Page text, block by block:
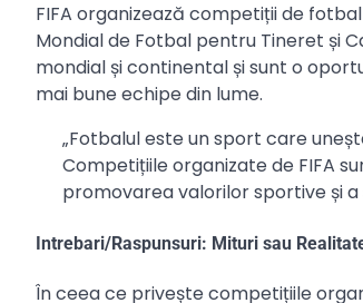
FIFA organizează competiții de
Mondial de Fotbal pentru Tineret și
mondial și continental și sunt o
mai bune echipe din lume.
„Fotbalul este un sport care
Competițiile organizate de FIFA
promovarea valorilor sportive și a
Intrebari/Raspunsuri: Mituri sau
În ceea ce privește competițiile